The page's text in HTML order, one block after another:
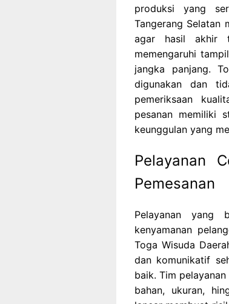
produksi yang
Tangerang Selatan
agar hasil akhir
memengaruhi
jangka panjang.
digunakan dan
pemeriksaan
pesanan memiliki
keunggulan yang
Pelayanan
Pemesanan
Pelayanan yang
kenyamanan
Toga Wisuda
dan komunikatif
baik. Tim
bahan, ukuran,